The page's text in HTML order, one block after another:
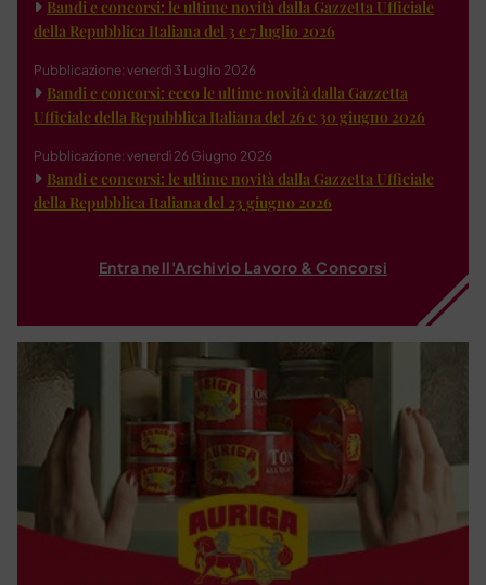
Bandi e concorsi: le ultime novità dalla Gazzetta Ufficiale
della Repubblica Italiana del 3 e 7 luglio 2026
Pubblicazione: venerdì 3 Luglio 2026
Bandi e concorsi: ecco le ultime novità dalla Gazzetta
Ufficiale della Repubblica Italiana del 26 e 30 giugno 2026
Pubblicazione: venerdì 26 Giugno 2026
Bandi e concorsi: le ultime novità dalla Gazzetta Ufficiale
della Repubblica Italiana del 23 giugno 2026
Entra nell'Archivio Lavoro & Concorsi